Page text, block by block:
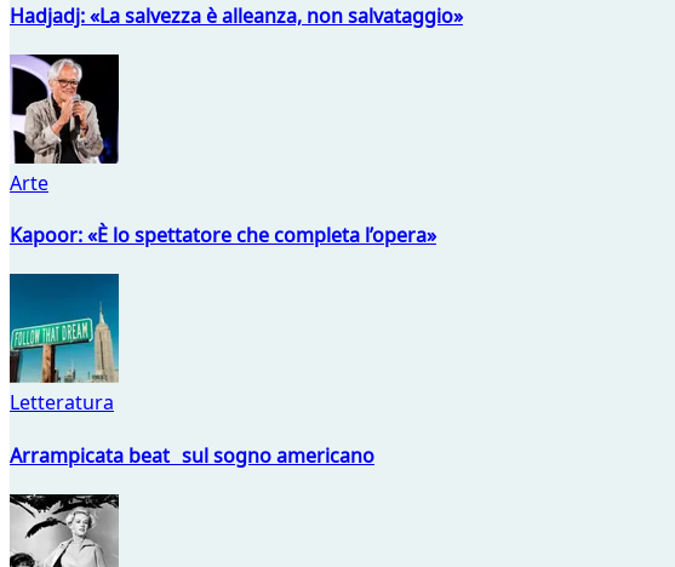
Hadjadj: «La salvezza è alleanza, non salvataggio»
Arte
Kapoor: «È lo spettatore che completa l’opera»
Letteratura
Arrampicata beat sul sogno americano